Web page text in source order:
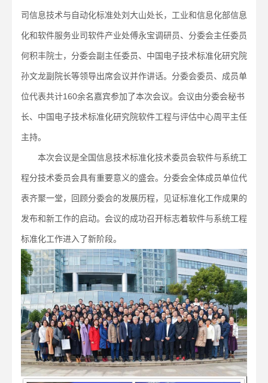
司信息技术与自动化标准处刘大山处长，工业和信息化部信息
化和软件服务业司软件产业处傅永宝调研员、分委会主任委员
何积丰院士，分委会副主任委员、中国电子技术标准化研究院
孙文龙副院长等领导出席会议并作讲话。分委会委员、成员单
位代表共计160余名嘉宾参加了本次会议。会议由分委会秘书
长、中国电子技术标准化研究院软件工程与评估中心周平主任
主持。
本次会议是全国信息技术标准化技术委员会软件与系统工
程分技术委员会具有重要意义的盛会。分委会全体成员单位代
表齐聚一堂，回顾分委会的发展历程，见证标准化工作成果的
发布和新工作的启动。会议的成功召开标志着软件与系统工程
标准化工作进入了新阶段。